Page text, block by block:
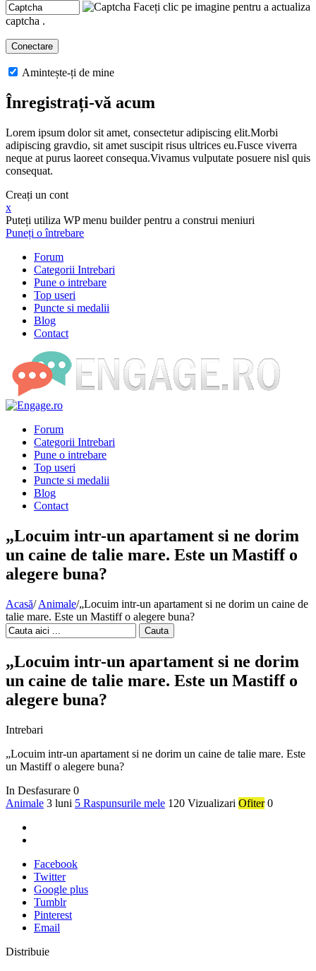
Faceți clic pe imagine pentru a actualiza
captcha .
Amintește-ți de mine
Înregistrați-vă acum
Lorem ipsum dolor sit amet, consectetur adipiscing elit.Morbi
adipiscing gravdio, sit amet suscipit risus ultrices eu.Fusce viverra
neque at purus laoreet consequa.Vivamus vulputate posuere nisl quis
consequat.
Creați un cont
x
Puteți utiliza WP menu builder pentru a construi meniuri
Puneți o întrebare
Forum
Categorii Intrebari
Pune o intrebare
Top useri
Puncte si medalii
Blog
Contact
Forum
Categorii Intrebari
Pune o intrebare
Top useri
Puncte si medalii
Blog
Contact
„Locuim intr-un apartament si ne dorim
un caine de talie mare. Este un Mastiff o
alegere buna?
Acasă/ Animale/„Locuim intr-un apartament si ne dorim un caine de
talie mare. Este un Mastiff o alegere buna?
Cauta
„Locuim intr-un apartament si ne dorim
un caine de talie mare. Este un Mastiff o
alegere buna?
Intrebari
„Locuim intr-un apartament si ne dorim un caine de talie mare. Este
un Mastiff o alegere buna?
In Desfasurare 0
Animale 3 luni 5 Raspunsurile mele 120 Vizualizari Ofiter 0
Facebook
Twitter
Google plus
Tumblr
Pinterest
Email
Distribuie